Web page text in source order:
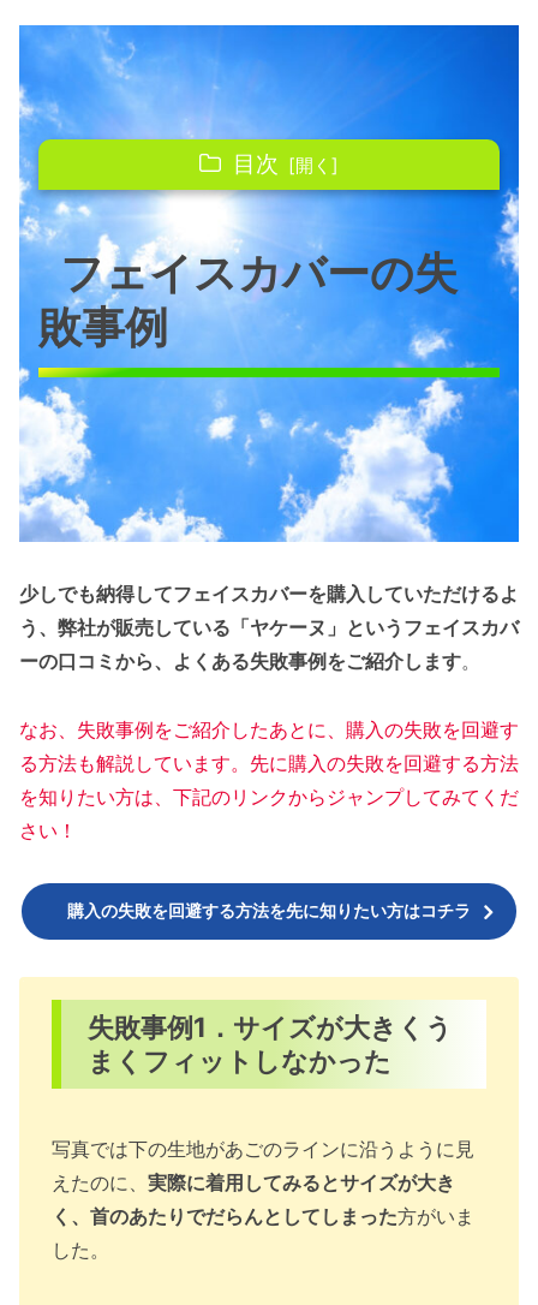
目次
フェイスカバーの失敗事例
失敗事例1．サイズが大きくうまくフ
ィットしなかった
失敗事例2．首の後ろや耳の下が日焼
けしてしまった
失敗事例3．後ろが短すぎた
失敗事例4．肌が赤くなってしまった
失敗事例5．着用した跡が残ってしま
う
失敗事例6．通気性が悪く感じた
失敗事例7．生地が透けるので紫外線
カットについて信頼できない
失敗事例8．色が思っていたのと違っ
失敗事例9．ブラックカラーを購入し
たけれど不審者に見られそう
そのほかの失敗事例
方法1．サイズを確認する
方法2．使い方を再確認する
方法4．不審者に見えない工夫をする
まとめ
フェイスカバーの失
敗事例
少しでも納得してフェイスカバーを購入していただけるよ
う、弊社が販売している「ヤケーヌ」というフェイスカバ
ーの口コミから、よくある失敗事例をご紹介します。
なお、失敗事例をご紹介したあとに、購入の失敗を回避す
る方法も解説しています。先に購入の失敗を回避する方法
を知りたい方は、下記のリンクからジャンプしてみてくだ
さい！
購入の失敗を回避する方法を先に知りたい方はコチラ
失敗事例1．サイズが大きくう
まくフィットしなかった
写真では下の生地があごのラインに沿うように見
えたのに、 実際に着用してみるとサイズが大き
く、首のあたりでだらんとしてしまった方がいま
した。